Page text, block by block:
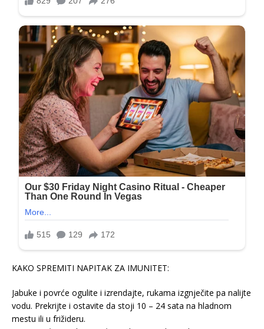
KAKO SPREMITI NAPITAK ZA IMUNITET:
Jabuke i povrće ogulite i izrendajte, rukama izgnječite pa nalijte
vodu. Prekrijte i ostavite da stoji 10 – 24 sata na hladnom
mestu ili u frižideru.